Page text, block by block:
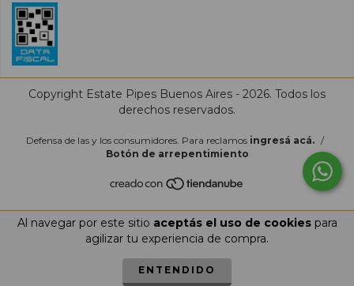
Al navegar por este sitio aceptás el uso de cookiespara
agilizar tu experiencia de compra.
ENTENDIDO
Copyright Estate Pipes Buenos Aires - 2026. Todos los
derechos reservados.
Defensa de las y los consumidores. Para reclamos ingresá acá. /
Botón de arrepentimiento